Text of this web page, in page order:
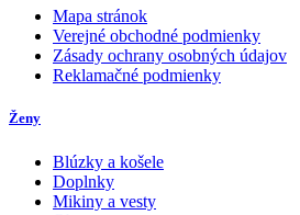
Mapa stránok
Verejné obchodné podmienky
Zásady ochrany osobných údajov
Reklamačné podmienky
Ženy
Blúzky a košele
Doplnky
Mikiny a vesty